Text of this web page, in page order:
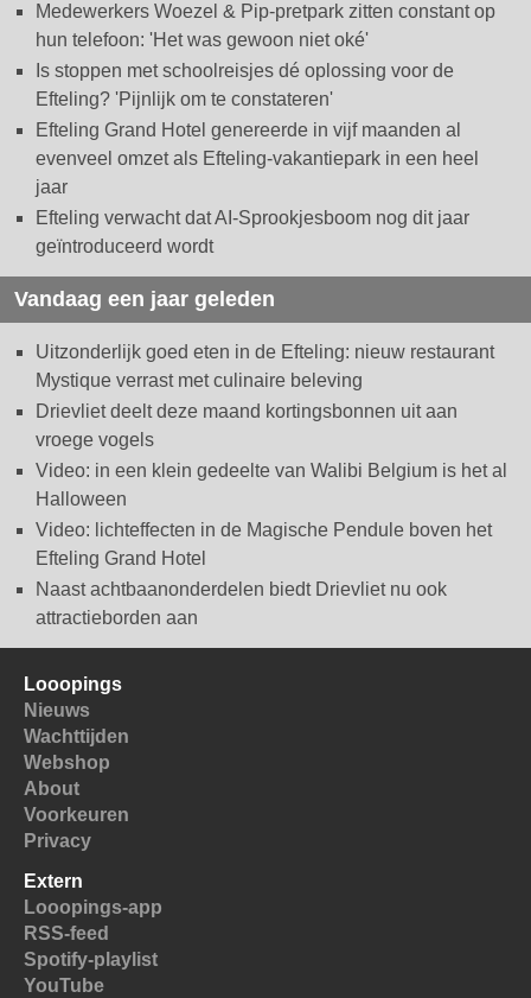
Medewerkers Woezel & Pip-pretpark zitten constant op
hun telefoon: 'Het was gewoon niet oké'
Is stoppen met schoolreisjes dé oplossing voor de
Efteling? 'Pijnlijk om te constateren'
Efteling Grand Hotel genereerde in vijf maanden al
evenveel omzet als Efteling-vakantiepark in een heel
jaar
Efteling verwacht dat AI-Sprookjesboom nog dit jaar
geïntroduceerd wordt
Vandaag een jaar geleden
Uitzonderlijk goed eten in de Efteling: nieuw restaurant
Mystique verrast met culinaire beleving
Drievliet deelt deze maand kortingsbonnen uit aan
vroege vogels
Video: in een klein gedeelte van Walibi Belgium is het al
Halloween
Video: lichteffecten in de Magische Pendule boven het
Efteling Grand Hotel
Naast achtbaanonderdelen biedt Drievliet nu ook
attractieborden aan
Looopings
Nieuws
Wachttijden
Webshop
About
Voorkeuren
Privacy
Extern
Looopings-app
RSS-feed
Spotify-playlist
YouTube